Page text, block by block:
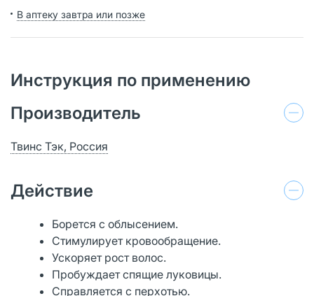
В аптеку завтра или позже
Инструкция по применению
Производитель
Твинс Тэк, Россия
Действие
Борется с облысением.
Стимулирует кровообращение.
Ускоряет рост волос.
Пробуждает спящие луковицы.
Справляется с перхотью.